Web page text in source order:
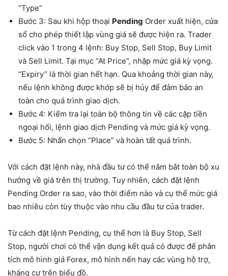
“Type”
Bước 3: Sau khi hộp thoại Pending Order xuất hiện, cửa
sổ cho phép thiết lập vùng giá sẽ được hiện ra. Trader
click vào 1 trong 4 lệnh: Buy Stop, Sell Stop, Buy Limit
và Sell Limit. Tại mục “At Price”, nhập mức giá kỳ vọng.
“Expiry” là thời gian hết hạn. Qua khoảng thời gian này,
nếu lệnh không được khớp sẽ bị hủy để đảm bảo an
toàn cho quá trình giao dịch.
Bước 4: Kiểm tra lại toàn bộ thông tin về các cặp tiền
ngoại hối, lệnh giao dịch Pending và mức giá kỳ vọng.
Bước 5: Nhấn chọn “Place” và hoàn tất quá trình.
Với cách đặt lệnh này, nhà đầu tư có thể nắm bắt toàn bộ xu
hướng về giá trên thị trường. Tuy nhiên, cách đặt lệnh
Pending Order ra sao, vào thời điểm nào và cụ thể mức giá
bao nhiêu còn tùy thuộc vào nhu cầu đầu tư của trader.
Từ cách đặt lệnh Pending, cụ thể hơn là Buy Stop, Sell
Stop, người chơi có thể vận dụng kết quả có được để phân
tích mô hình giá Forex, mô hình nến hay các vùng hỗ trợ,
kháng cự trên biểu đồ.